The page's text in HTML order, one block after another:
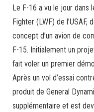
Le F-16 a vu le jour dans
Fighter (LWF) de
concept d’un avion de
F-15. Initialement un
fait voler un premier
Après un vol d’essai
produit de General
supplémentaire et est